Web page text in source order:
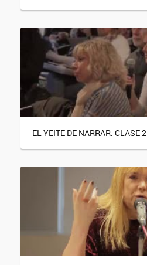
EL YEITE DE NARRAR. CLASE 2